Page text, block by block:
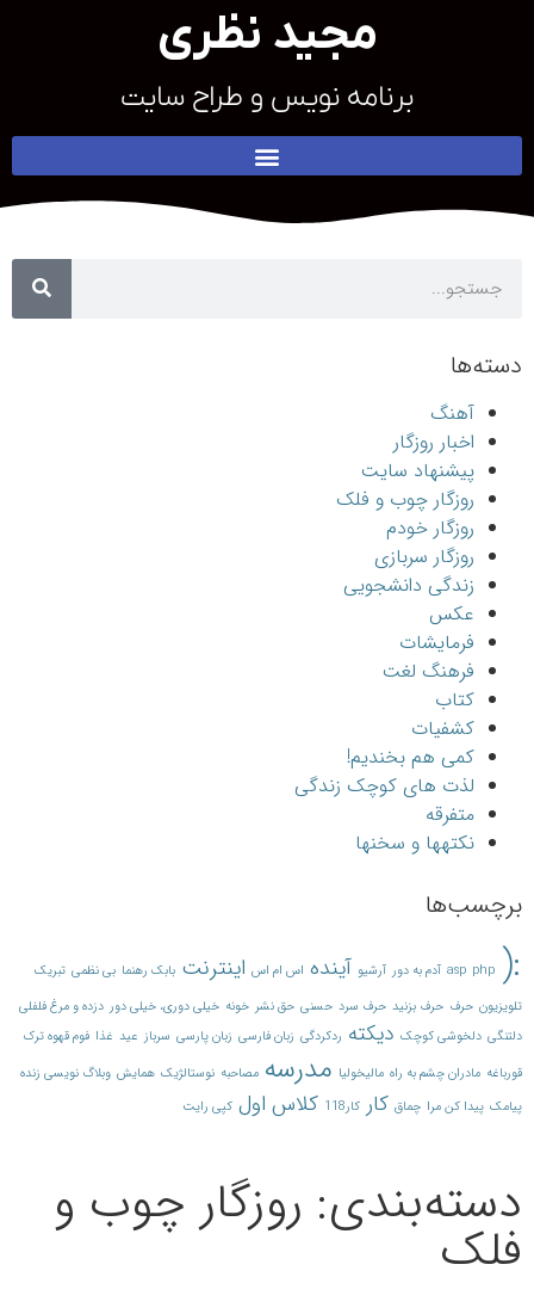
مجید نظری
برنامه نویس و طراح سایت
دسته‌ها
آهنگ
اخبار روزگار
پیشنهاد سایت
روزگار چوب و فلک
روزگار خودم
روزگار سربازی
زندگی دانشجویی
عکس
فرمایشات
فرهنگ لغت
کتاب
کشفیات
کمی هم بخندیم!
لذت های کوچک زندگی
متفرقه
نکته‎ها و سخن‎ها
برچسب‌ها
:(
asp php آدم به دور آرشیو آینده اس ام اس اینترنت بابک رهنما بی نظمی تبریک
تلویزیون حرف حرف بزنید حرف سرد حسنی حق نشر خونه خیلی دوری، خیلی دور دزده و مرغ فلفلی
دلتنگی دلخوشی کوچک دیکته ردکردگی زبان فارسی زبان پارسی سرباز عید غذا فوم قهوه ترک
قورباغه مادران چشم به راه مالیخولیا مدرسه مصاحبه نوستالژیک همایش وبلاگ نویسی زنده
پیامک پیدا کن مرا چماق کار کار118 کلاس اول کپی رایت
دسته‌بندی: روزگار چوب و
فلک